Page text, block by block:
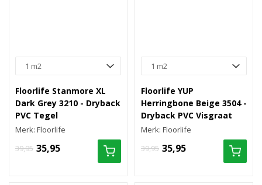
Floorlife Stanmore XL
Dark Grey 3210 - Dryback
PVC Tegel
Merk: Floorlife
39,95 35,95
Floorlife YUP
Herringbone Beige 3504 -
Dryback PVC Visgraat
Merk: Floorlife
39,95 35,95